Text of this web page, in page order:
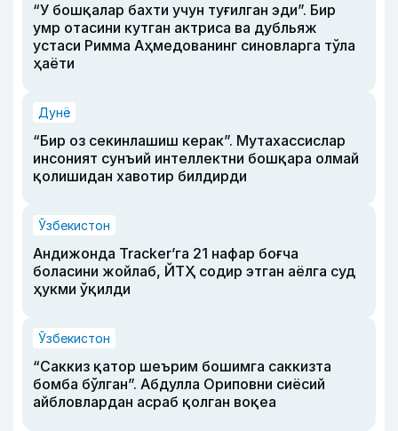
“У бошқалар бахти учун туғилган эди”. Бир
умр отасини кутган актриса ва дубльяж
устаси Римма Аҳмедованинг синовларга тўла
ҳаёти
Дунё
“Бир оз секинлашиш керак”. Мутахассислар
инсоният сунъий интеллектни бошқара олмай
қолишидан хавотир билдирди
Ўзбекистон
Андижонда Tracker’га 21 нафар боғча
боласини жойлаб, ЙТҲ содир этган аёлга суд
ҳукми ўқилди
Ўзбекистон
“Саккиз қатор шеърим бошимга саккизта
бомба бўлган”. Абдулла Ориповни сиёсий
айбловлардан асраб қолган воқеа